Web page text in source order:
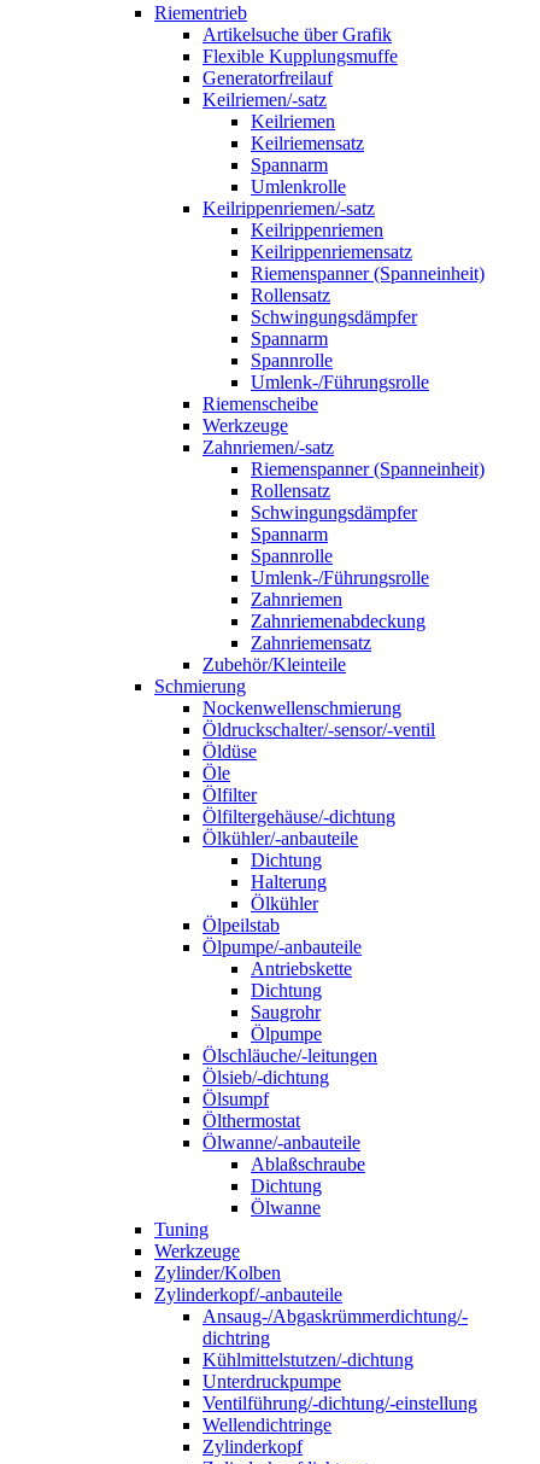
Riementrieb
Artikelsuche über Grafik
Flexible Kupplungsmuffe
Generatorfreilauf
Keilriemen/-satz
Keilriemen
Keilriemensatz
Spannarm
Umlenkrolle
Keilrippenriemen/-satz
Keilrippenriemen
Keilrippenriemensatz
Riemenspanner (Spanneinheit)
Rollensatz
Schwingungsdämpfer
Spannarm
Spannrolle
Umlenk-/Führungsrolle
Riemenscheibe
Werkzeuge
Zahnriemen/-satz
Riemenspanner (Spanneinheit)
Rollensatz
Schwingungsdämpfer
Spannarm
Spannrolle
Umlenk-/Führungsrolle
Zahnriemen
Zahnriemenabdeckung
Zahnriemensatz
Zubehör/Kleinteile
Schmierung
Nockenwellenschmierung
Öldruckschalter/-sensor/-ventil
Öldüse
Öle
Ölfilter
Ölfiltergehäuse/-dichtung
Ölkühler/-anbauteile
Dichtung
Halterung
Ölkühler
Ölpeilstab
Ölpumpe/-anbauteile
Antriebskette
Dichtung
Saugrohr
Ölpumpe
Ölschläuche/-leitungen
Ölsieb/-dichtung
Ölsumpf
Ölthermostat
Ölwanne/-anbauteile
Ablaßschraube
Dichtung
Ölwanne
Tuning
Werkzeuge
Zylinder/Kolben
Zylinderkopf/-anbauteile
Ansaug-/Abgaskrümmerdichtung/-
dichtring
Kühlmittelstutzen/-dichtung
Unterdruckpumpe
Ventilführung/-dichtung/-einstellung
Wellendichtringe
Zylinderkopf